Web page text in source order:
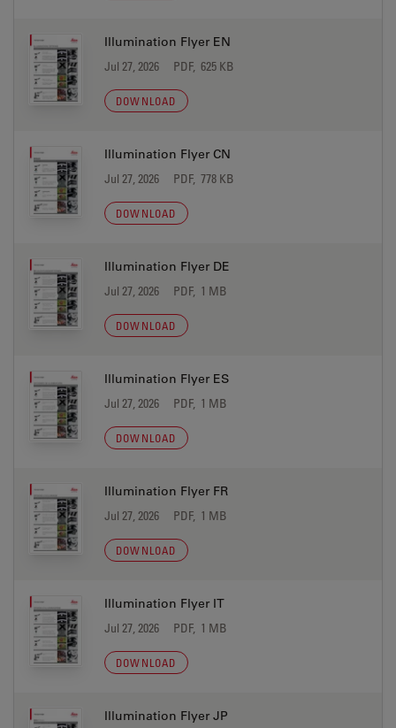
Illumination Flyer EN
Jul 27, 2026 PDF, 625 KB
DOWNLOAD
Illumination Flyer CN
Jul 27, 2026 PDF, 778 KB
DOWNLOAD
Illumination Flyer DE
Jul 27, 2026 PDF, 1 MB
DOWNLOAD
Illumination Flyer ES
Jul 27, 2026 PDF, 1 MB
DOWNLOAD
Illumination Flyer FR
Jul 27, 2026 PDF, 1 MB
DOWNLOAD
Illumination Flyer IT
Jul 27, 2026 PDF, 1 MB
DOWNLOAD
Illumination Flyer JP